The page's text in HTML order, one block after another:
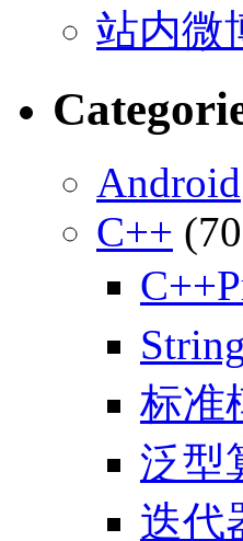
站内微
Android
C++
标准
泛型
迭代